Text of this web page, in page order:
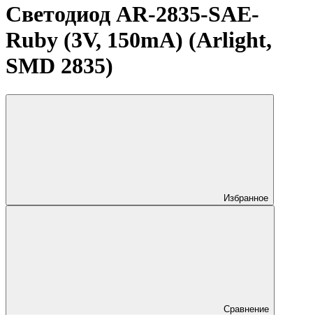
Светодиод AR-2835-SAE-
Ruby (3V, 150mA) (Arlight,
SMD 2835)
Избранное
Сравнение